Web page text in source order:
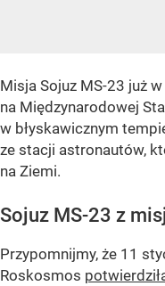
Misja Sojuz MS-23 już
na Międzynarodowej
w błyskawicznym
ze stacji astronautów,
na Ziemi.
Sojuz MS-23 z
Przypomnijmy, że 11
Roskosmos